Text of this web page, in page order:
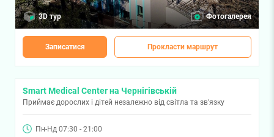
3D тур Фотогалерея
Записатися Прокласти маршрут
Smart Medical Center на Чернігівській
Приймає дорослих і дітей незалежно від світла та зв'язку
Пн-Нд 07:30 - 21:00